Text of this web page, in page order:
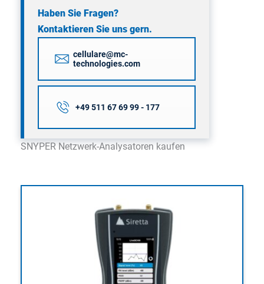
Haben Sie Fragen?
Kontaktieren Sie uns gern.
cellulare@mc-
technologies.com
+49 511 67 69 99 - 177
SNYPER Netzwerk-Analysatoren kaufen